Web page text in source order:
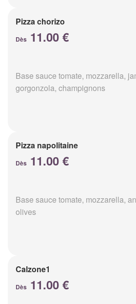
Pizza chorizo
Dès 11.00 €
Base sauce tomate, mozzarella,
gorgonzola, champignons
Pizza napolitaine
Dès 11.00 €
Base sauce tomate, mozzarella,
olives
Calzone1
Dès 11.00 €